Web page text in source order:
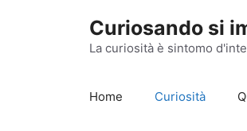
Curiosando si
La curiosità è sintomo
Home Curiosità